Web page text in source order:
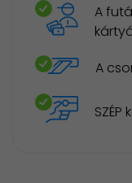
A
A